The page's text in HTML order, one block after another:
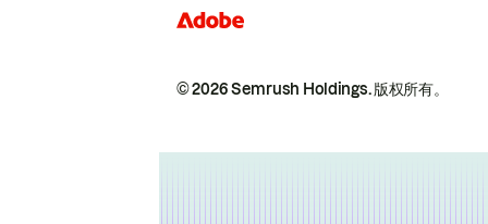
© 2026 Semrush Holdings.版权所有。